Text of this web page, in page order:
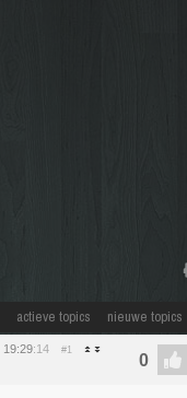
actieve topics nieuwe topics
19:29:14 #1